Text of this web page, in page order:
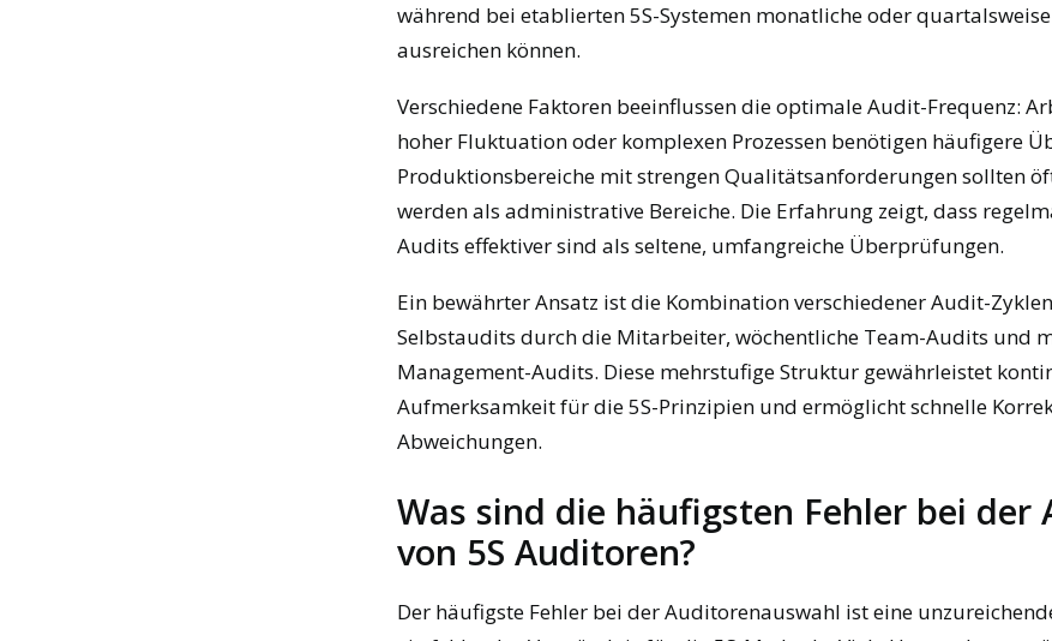
während bei etablierten 5S-Systemen monatliche oder
ausreichen können.
Verschiedene Faktoren beeinflussen die optimale Audit-Frequenz:
hoher Fluktuation oder komplexen Prozessen benötigen häufigere
Produktionsbereiche mit strengen Qualitätsanforderungen sollten
werden als administrative Bereiche. Die Erfahrung zeigt, dass
Audits effektiver sind als seltene, umfangreiche Überprüfungen.
Ein bewährter Ansatz ist die Kombination verschiedener Audit-
Selbstaudits durch die Mitarbeiter, wöchentliche Team-Audits und
Management-Audits. Diese mehrstufige Struktur gewährleistet
Aufmerksamkeit für die 5S-Prinzipien und ermöglicht schnelle
Abweichungen.
Was sind die häufigsten Fehler bei der
von 5S Auditoren?
Der häufigste Fehler bei der Auditorenauswahl ist eine